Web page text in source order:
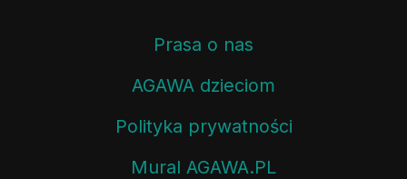
Prasa o nas
AGAWA dzieciom
Polityka prywatności
Mural AGAWA.PL